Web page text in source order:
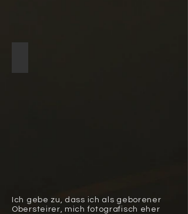
Ich gebe zu, dass ich als geborener
Obersteirer, mich fotografisch eher